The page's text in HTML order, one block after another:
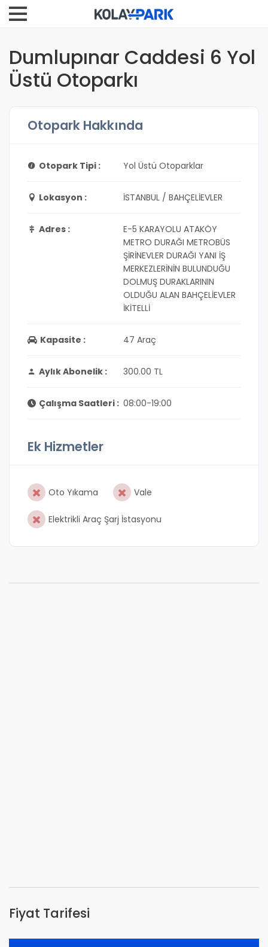
Dumlupınar Caddesi 6 Yol
Üstü Otoparkı
Otopark Hakkında
Otopark Tipi : Yol Üstü Otoparklar
Lokasyon : İSTANBUL / BAHÇELİEVLER
Adres :
E-5 KARAYOLU ATAKÖY
METRO DURAĞI METROBÜS
ŞİRİNEVLER DURAĞI YANI İŞ
MERKEZLERİNİN BULUNDUĞU
DOLMUŞ DURAKLARININ
OLDUĞU ALAN BAHÇELİEVLER
İKİTELLİ
Kapasite : 47 Araç
Aylık Abonelik : 300.00 TL
Çalışma Saatleri : 08:00-19:00
Ek Hizmetler
Oto Yıkama Vale
Elektrikli Araç Şarj İstasyonu
Fiyat Tarifesi